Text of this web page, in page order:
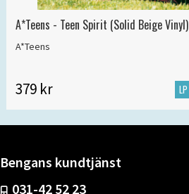
A*Teens - Teen Spirit (Solid Beige Vinyl)
A*Teens
379 kr LP
Bengans kundtjänst
031-42 52 23